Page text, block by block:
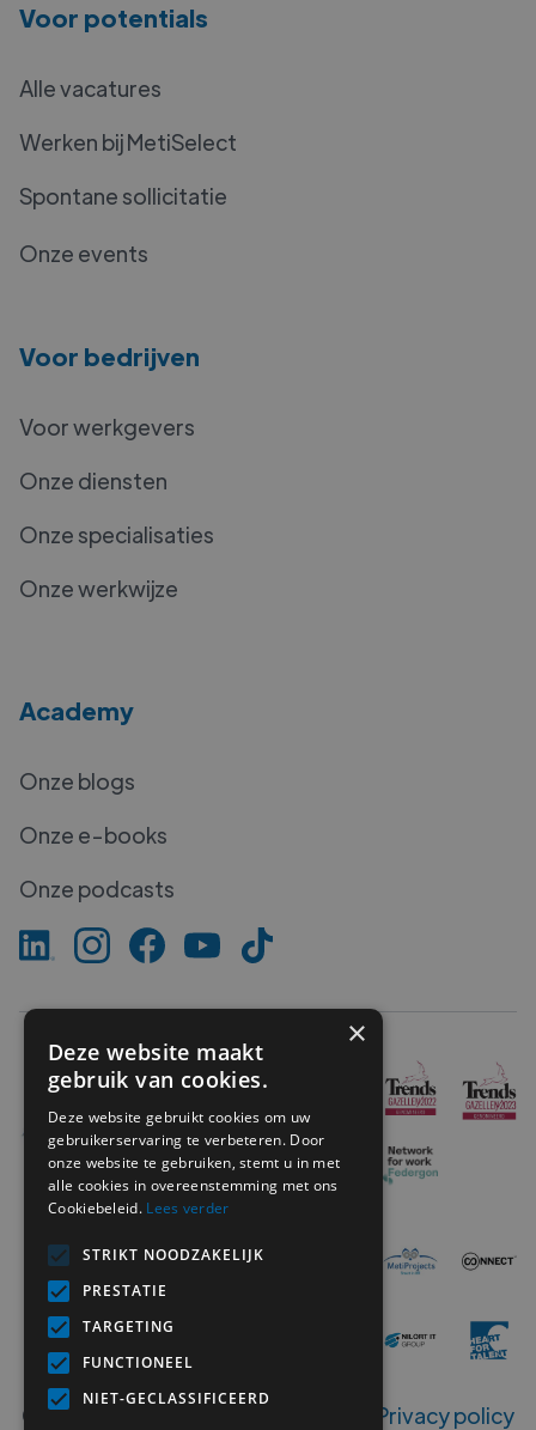
Voor potentials
Alle vacatures
Werken bij MetiSelect
Spontane sollicitatie
Onze events
Voor bedrijven
Voor werkgevers
Onze diensten
Onze specialisaties
Onze werkwijze
Academy
Onze blogs
Onze e-books
Onze podcasts
Copyright © Privacy policy
×
Deze website maakt
gebruik van cookies.
Deze website gebruikt cookies om uw
gebruikerservaring te verbeteren. Door
onze website te gebruiken, stemt u in met
alle cookies in overeenstemming met ons
Cookiebeleid. Lees verder
STRIKT NOODZAKELIJK
PRESTATIE
TARGETING
FUNCTIONEEL
NIET-GECLASSIFICEERD